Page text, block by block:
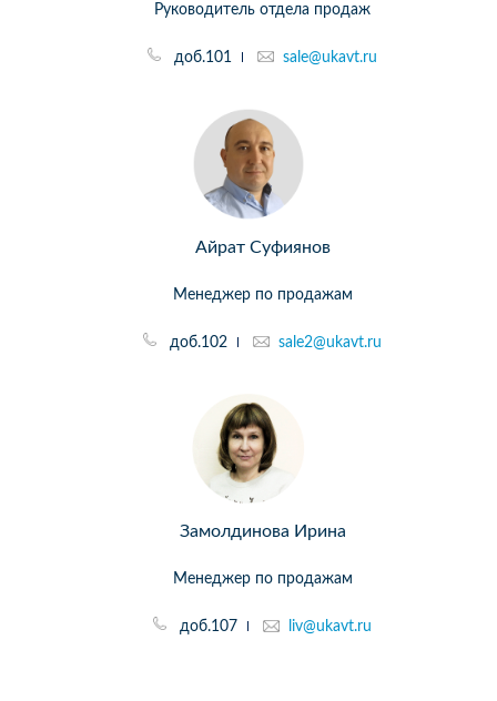
Руководитель отдела продаж
доб.101 sale@ukavt.ru
Айрат Суфиянов
Менеджер по продажам
доб.102 sale2@ukavt.ru
Замолдинова Ирина
Менеджер по продажам
доб.107 liv@ukavt.ru